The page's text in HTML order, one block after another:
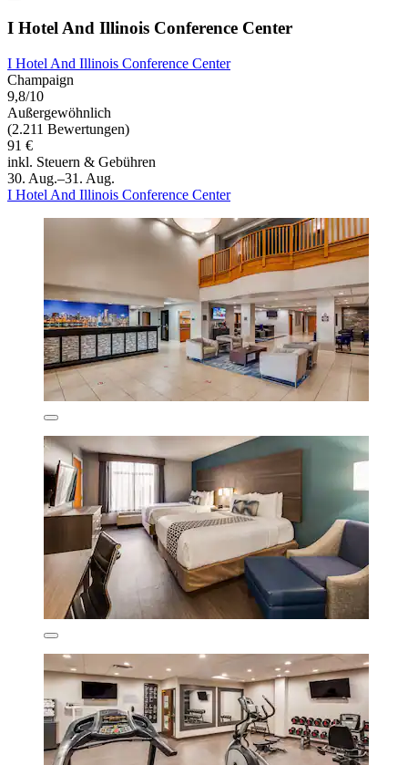
I Hotel And Illinois Conference Center
I Hotel And Illinois Conference Center
Champaign
9,8/10
Außergewöhnlich
(2.211 Bewertungen)
91 €
inkl. Steuern & Gebühren
30. Aug.–31. Aug.
I Hotel And Illinois Conference Center